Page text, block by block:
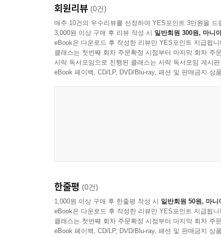
2014년 9월 레진코믹스 연재 시작
2015년 6월 오장수 편 단행본 출간
2016년 2월 정시안 편 단행본 출간
2016년 3월 레진코믹스 연재 완결
2017년 3월 장주원 편 단행본 출간(완결)
회원리뷰 (0건)
매주 10건의 우수리뷰를 선정하여 YES포인트 3만원을 드
3,000원 이상 구매 후 리뷰 작성 시 일반회원 300원, 마니
eBook은 다운로드 후 작성한 리뷰만 YES포인트 지급됩니
클래스는 첫번째 회차 주문확정 시점부터 마지막 회차 주
사락 독서모임으로 진행된 클래스는 사락 독서모임 게시
eBook 페이백, CD/LP, DVD/Blu-ray, 패션 및 판매금지 상
한줄평 (0건)
1,000원 이상 구매 후 한줄평 작성 시 일반회원 50원, 마니
eBook은 다운로드 후 작성한 리뷰만 YES포인트 지급됩니
클래스는 첫번째 회차 주문확정 시점부터 마지막 회차 주
eBook 페이백, CD/LP, DVD/Blu-ray, 패션 및 판매금지 상